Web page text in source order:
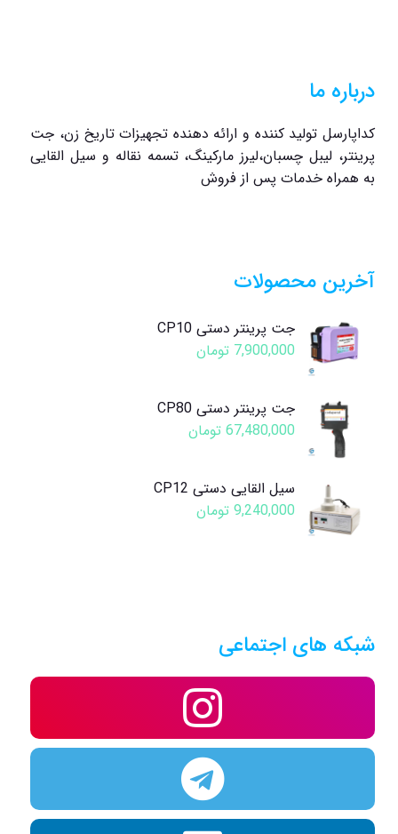
درباره ما
کداپارسل تولید کننده و ارائه دهنده تجهیزات تاریخ زن، جت
پرینتر، لیبل چسبان،لیرز مارکینگ، تسمه نقاله و سیل القایی
به همراه خدمات پس از فروش
آخرین محصولات
جت پرینتر دستی CP10
7,900,000 تومان
جت پرینتر دستی CP80
67,480,000 تومان
سیل القایی دستی CP12
9,240,000 تومان
شبکه های اجتماعی